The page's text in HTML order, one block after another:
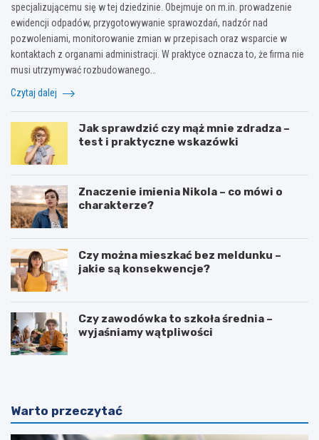
specjalizującemu się w tej dziedzinie. Obejmuje on m.in. prowadzenie
ewidencji odpadów, przygotowywanie sprawozdań, nadzór nad
pozwoleniami, monitorowanie zmian w przepisach oraz wsparcie w
kontaktach z organami administracji. W praktyce oznacza to, że firma nie
musi utrzymywać rozbudowanego…
Czytaj dalej
Jak sprawdzić czy mąż mnie zdradza –
test i praktyczne wskazówki
Znaczenie imienia Nikola – co mówi o
charakterze?
Czy można mieszkać bez meldunku –
jakie są konsekwencje?
Czy zawodówka to szkoła średnia –
wyjaśniamy wątpliwości
Warto przeczytać